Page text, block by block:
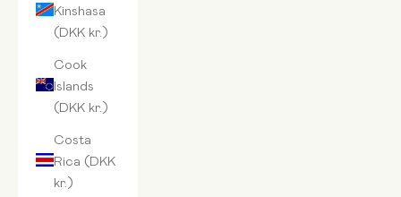
Kinshasa
(DKK kr.)
Cook
Islands
(DKK kr.)
Costa
Rica (DKK
kr.)